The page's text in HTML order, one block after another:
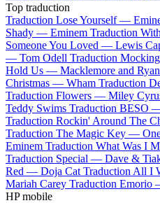
Top traduction
Traduction Lose Yourself —
Shady — Eminem Traduction
Someone You Loved — Lewis
— Tom Odell Traduction
Hold Us — Macklemore and
Christmas — Wham Traduction
Traduction Flowers — Miley
Teddy Swims Traduction BESO
Traduction Rockin' Around The
Traduction The Magic Key —
Eminem Traduction What Was I
Traduction Special — Dave &
Red — Doja Cat Traduction All I
Mariah Carey Traduction Emorio
HP mobile